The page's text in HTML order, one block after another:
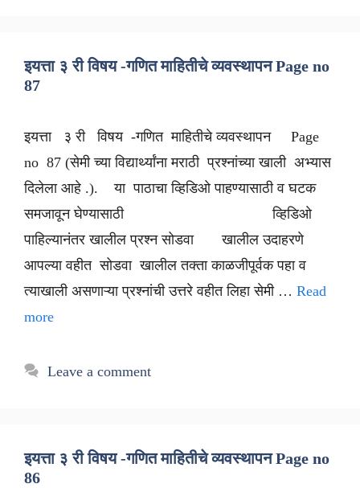
इयत्ता ३ री विषय -गणित माहितीचे व्यवस्थापन Page no
87
इयत्ता ३ री विषय -गणित माहितीचे व्यवस्थापन Page
no 87 (सेमी च्या विद्यार्थ्यांना मराठी प्रश्नांच्या खाली अभ्यास
दिलेला आहे .). या पाठाचा व्हिडिओ पाहण्यासाठी व घटक
समजावून घेण्यासाठी व्हिडिओ
पाहिल्यानंतर खालील प्रश्न सोडवा खालील उदाहरणे
आपल्या वहीत सोडवा खालील तक्ता काळजीपूर्वक पहा व
त्याखाली असणाऱ्या प्रश्नांची उत्तरे वहीत लिहा सेमी … Read
more
Leave a comment
इयत्ता ३ री विषय -गणित माहितीचे व्यवस्थापन Page no
86